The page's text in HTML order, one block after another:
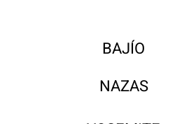
BAJÍO
NAZAS